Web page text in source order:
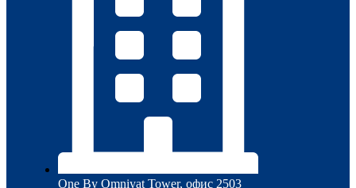
One By Omniyat Tower, офис 2503​